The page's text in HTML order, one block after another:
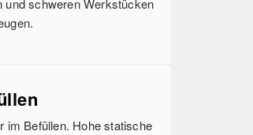
und schweren Werkstücken
im Befüllen. Hohe statische